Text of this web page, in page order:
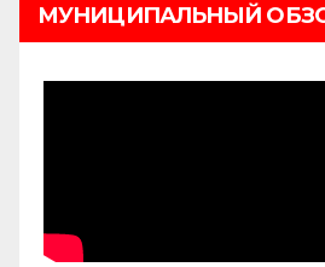
МУНИЦИПАЛЬНЫЙ